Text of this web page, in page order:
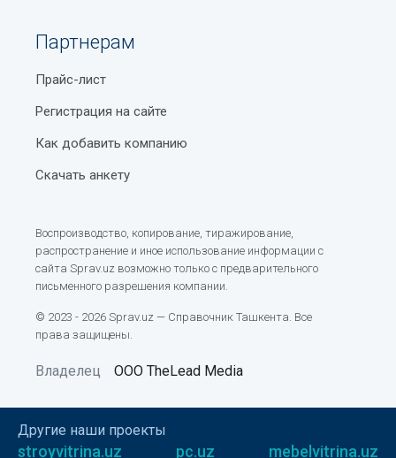
Партнерам
Прайс-лист
Регистрация на сайте
Как добавить компанию
Скачать анкету
Воспроизводство, копирование, тиражирование,
распространение и иное использование информации с
сайта Sprav.uz возможно только с предварительного
письменного разрешения компании.
© 2023 - 2026 Sprav.uz — Справочник Ташкента. Все
права защищены.
Владелец ООО TheLead Media
Другие наши проекты
stroyvitrina.uz pc.uz mebelvitrina.uz